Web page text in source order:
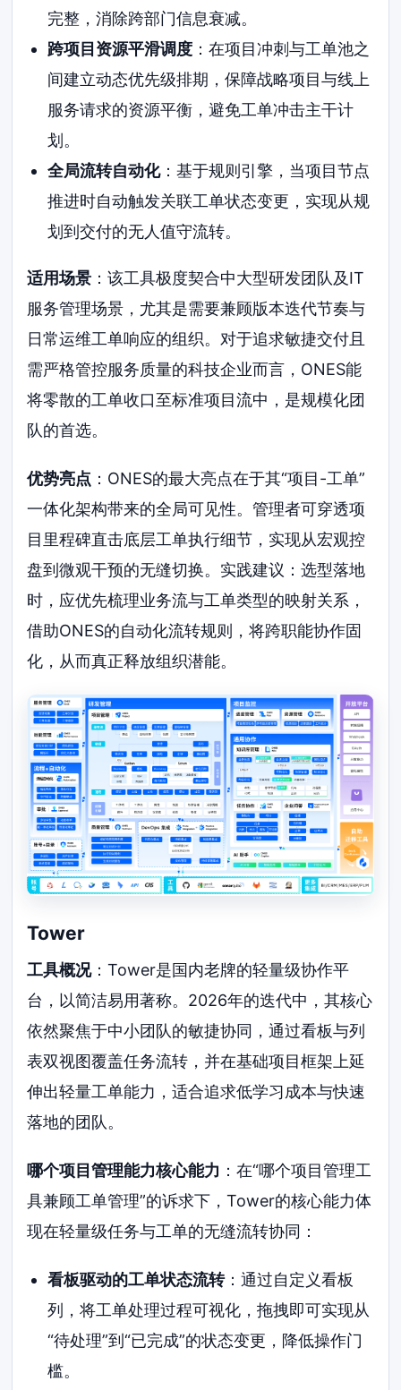
完整，消除跨部门信息衰减。
跨项目资源平滑调度：在项目冲刺与工单池之
间建立动态优先级排期，保障战略项目与线上
服务请求的资源平衡，避免工单冲击主干计
划。
全局流转自动化：基于规则引擎，当项目节点
推进时自动触发关联工单状态变更，实现从规
划到交付的无人值守流转。
适用场景 ：该工具极度契合中大型研发团队及IT
服务管理场景，尤其是需要兼顾版本迭代节奏与
日常运维工单响应的组织。对于追求敏捷交付且
需严格管控服务质量的科技企业而言，ONES能
将零散的工单收口至标准项目流中，是规模化团
队的首选。
优势亮点 ：ONES的最大亮点在于其“项目-工单”
一体化架构带来的全局可见性。管理者可穿透项
目里程碑直击底层工单执行细节，实现从宏观控
盘到微观干预的无缝切换。实践建议：选型落地
时，应优先梳理业务流与工单类型的映射关系，
借助ONES的自动化流转规则，将跨职能协作固
化，从而真正释放组织潜能。
Tower
工具概况：Tower是国内老牌的轻量级协作平
台，以简洁易用著称。2026年的迭代中，其核心
依然聚焦于中小团队的敏捷协同，通过看板与列
表双视图覆盖任务流转，并在基础项目框架上延
伸出轻量工单能力，适合追求低学习成本与快速
落地的团队。
哪个项目管理能力核心能力 ：在“哪个项目管理工
具兼顾工单管理”的诉求下，Tower的核心能力体
现在轻量级任务与工单的无缝流转协同：
看板驱动的工单状态流转：通过自定义看板
列，将工单处理过程可视化，拖拽即可实现从
“待处理”到“已完成”的状态变更，降低操作门
槛。